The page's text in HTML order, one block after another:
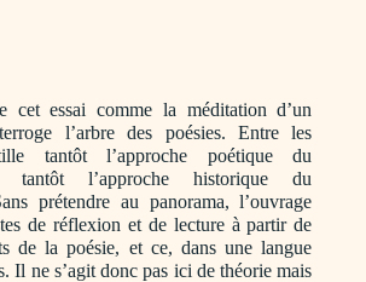
cet essai comme la méditation d’un
l’arbre des poésies. Entre les
tantôt l’approche poétique du
tantôt l’approche historique du
prétendre au panorama, l’ouvrage
de réflexion et de lecture à partir de
de la poésie, et ce, dans une langue
Il ne s’agit donc pas ici de théorie mais